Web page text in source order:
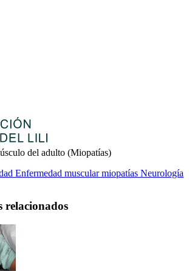
del adulto (Miopatías)
Enfermedad muscularmiopatías Neurología
relacionados